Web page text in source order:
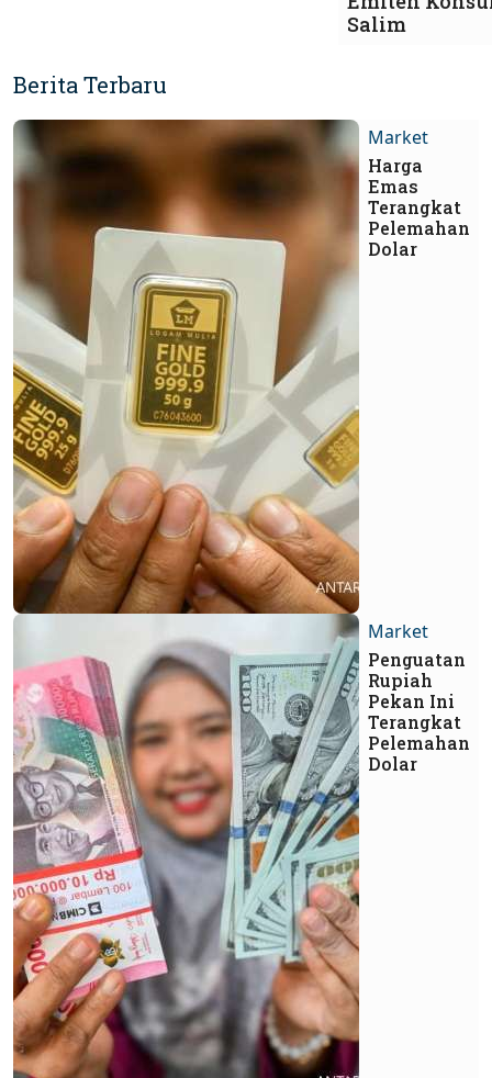
Salim
Berita Terbaru
Market
Harga
Emas
Terangkat
Pelemahan
Dolar
Market
Penguatan
Rupiah
Pekan Ini
Terangkat
Pelemahan
Dolar